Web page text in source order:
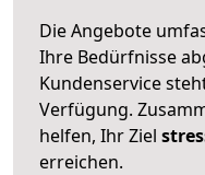
Die Angebote
Ihre Bedürfnisse
Kundenservice
Verfügung.
helfen, Ihr Ziel
erreichen.